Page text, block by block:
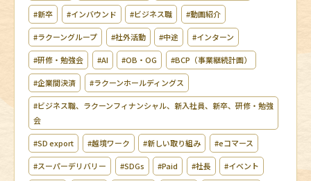
#新卒 #インバウンド #ビジネス職 #動画紹介
#ラクーングループ #社外活動 #中途 #インターン
#研修・勉強会 #AI #OB・OG #BCP（事業継続計画）
#企業間決済 #ラクーンホールディングス
#ビジネス職、ラクーンフィナンシャル、新入社員、新卒、研修・勉強
会
#SD export #越境ワーク #新しい取り組み #eコマース
#スーパーデリバリー #SDGs #Paid #社長 #イベント